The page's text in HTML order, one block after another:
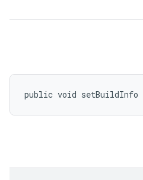
public void setBuildInfo